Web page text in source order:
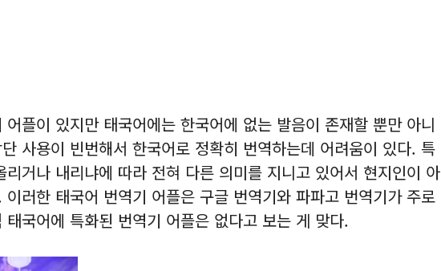
플이 있지만 태국어에는 한국어에 없는 발음이 존재할 뿐만 아니
사용이 빈번해서 한국어로 정확히 번역하는데 어려움이 있다. 특
거나 내리냐에 따라 전혀 다른 의미를 지니고 있어서 현지인이 아
러한 태국어 번역기 어플은 구글 번역기와 파파고 번역기가 주로
국어에 특화된 번역기 어플은 없다고 보는 게 맞다.